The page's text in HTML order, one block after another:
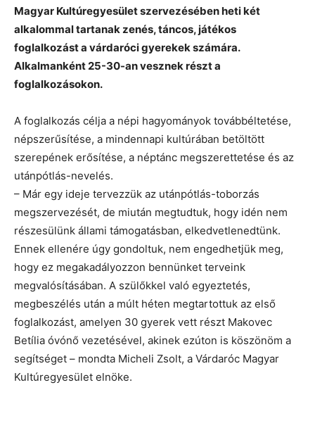
Magyar Kultúregyesület szervezésében heti két
alkalommal tartanak zenés, táncos, játékos
foglalkozást a várdaróci gyerekek számára.
Alkalmanként 25-30-an vesznek részt a
foglalkozásokon.
A foglalkozás célja a népi hagyományok továbbéltetése,
népszerűsítése, a mindennapi kultúrában betöltött
szerepének erősítése, a néptánc megszerettetése és az
utánpótlás-nevelés.
– Már egy ideje tervezzük az utánpótlás-toborzás
megszervezését, de miután megtudtuk, hogy idén nem
részesülünk állami támogatásban, elkedvetlenedtünk.
Ennek ellenére úgy gondoltuk, nem engedhetjük meg,
hogy ez megakadályozzon bennünket terveink
megvalósításában. A szülőkkel való egyeztetés,
megbeszélés után a múlt héten megtartottuk az első
foglalkozást, amelyen 30 gyerek vett részt Makovec
Betília óvónő vezetésével, akinek ezúton is köszönöm a
segítséget – mondta Micheli Zsolt, a Várdaróc Magyar
Kultúregyesület elnöke.